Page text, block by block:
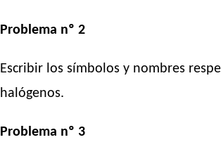
Problema nº 2
Escribir los símbolos y nombres
halógenos.
Problema nº 3